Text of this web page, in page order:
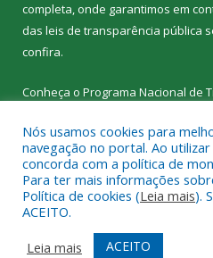
completa, onde garantimos em
das leis de transparência pública
confira.
Conheça o Programa Nacional de
Todos os direitos reservados a
Educação de
Mapa do Site
Acessar Área
Nós usamos cookies para
navegação no portal. Ao
concorda com a política de
Para ter mais informações
Política de cookies (Leia mais).
ACEITO.
Leia mais
ACEITO